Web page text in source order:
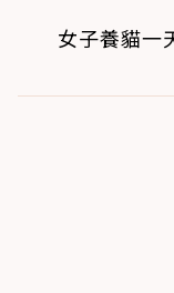
女子養貓一